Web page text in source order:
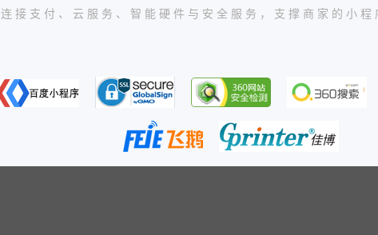
连接支付、云服务、智能硬件与安全服务，支撑商家的小程